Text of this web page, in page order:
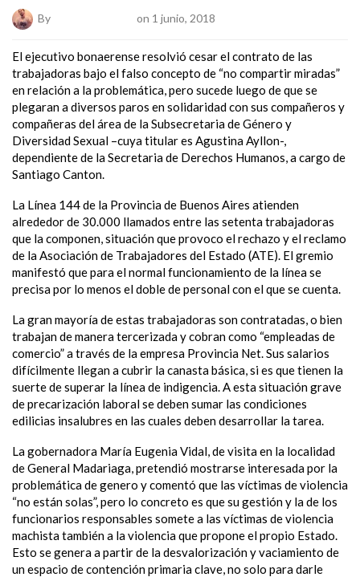
By on 1 junio, 2018
El ejecutivo bonaerense resolvió cesar el contrato de las
trabajadoras bajo el falso concepto de “no compartir miradas”
en relación a la problemática, pero sucede luego de que se
plegaran a diversos paros en solidaridad con sus compañeros y
compañeras del área de la Subsecretaria de Género y
Diversidad Sexual –cuya titular es Agustina Ayllon-,
dependiente de la Secretaria de Derechos Humanos, a cargo de
Santiago Canton.
La Línea 144 de la Provincia de Buenos Aires atienden
alrededor de 30.000 llamados entre las setenta trabajadoras
que la componen, situación que provoco el rechazo y el reclamo
de la Asociación de Trabajadores del Estado (ATE). El gremio
manifestó que para el normal funcionamiento de la línea se
precisa por lo menos el doble de personal con el que se cuenta.
La gran mayoría de estas trabajadoras son contratadas, o bien
trabajan de manera tercerizada y cobran como “empleadas de
comercio” a través de la empresa Provincia Net. Sus salarios
difícilmente llegan a cubrir la canasta básica, si es que tienen la
suerte de superar la línea de indigencia. A esta situación grave
de precarización laboral se deben sumar las condiciones
edilicias insalubres en las cuales deben desarrollar la tarea.
La gobernadora María Eugenia Vidal, de visita en la localidad
de General Madariaga, pretendió mostrarse interesada por la
problemática de genero y comentó que las víctimas de violencia
“no están solas”, pero lo concreto es que su gestión y la de los
funcionarios responsables somete a las víctimas de violencia
machista también a la violencia que propone el propio Estado.
Esto se genera a partir de la desvalorización y vaciamiento de
un espacio de contención primaria clave, no solo para darle